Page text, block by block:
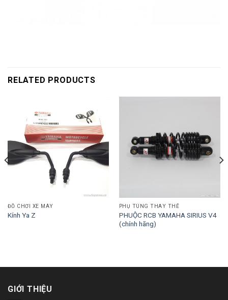
RELATED PRODUCTS
ĐỒ CHƠI XE MÁY
Kính Ya Z
PHỤ TÙNG THAY THẾ
PHUỘC RCB YAMAHA SIRIUS V4
(chính hãng)
GIỚI THIỆU